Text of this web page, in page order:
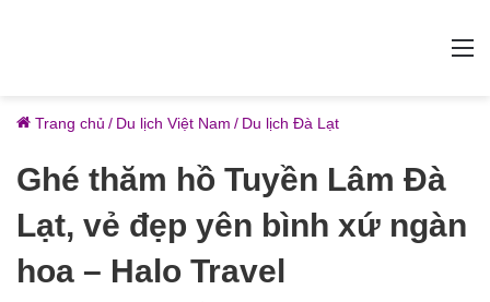
Trang chủ / Du lịch Việt Nam / Du lịch Đà Lạt
Ghé thăm hồ Tuyền Lâm Đà
Lạt, vẻ đẹp yên bình xứ ngàn
hoa – Halo Travel